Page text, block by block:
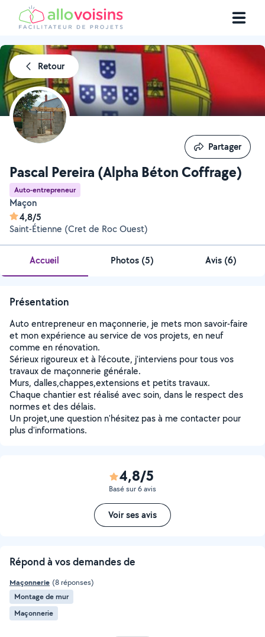
Retour
Pascal Pereira (Alpha Béton Coffrage)
Auto-entrepreneur
Maçon
4,8/5
Saint-Étienne (Cret de Roc Ouest)
Partager
Partager
Accueil Photos (5) Avis (6)
Présentation
Auto entrepreneur en maçonnerie, je mets mon savoir-faire
et mon expérience au service de vos projets, en neuf
comme en rénovation.
Sérieux rigoureux et à l'écoute, j'interviens pour tous vos
travaux de maçonnerie générale.
Murs, dalles,chappes,extensions et petits travaux.
Chaque chantier est réalisé avec soin, dans le respect des
normes et des délais.
Un projet,une question n'hésitez pas à me contacter pour
plus d'informations.
4,8/5
Basé sur 6 avis
Voir ses avis
Répond à vos demandes de
Maçonnerie (8 réponses)
Montage de mur
Maçonnerie